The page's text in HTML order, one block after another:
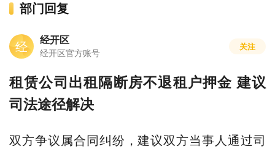
部门回复
经 经开区
经开区官方账号
关注
租赁公司出租隔断房不退租户押金 建议
司法途径解决
双方争议属合同纠纷，建议双方当事人通过司